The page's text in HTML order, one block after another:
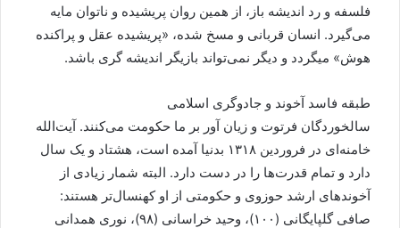
فلسفه و رد اندیشه باز، از همین روان پریشیده و ناتوان مایه
می‌گیرد. انسان قربانی و مسخ شده، «پریشیده عقل و پراکنده
هوش» میگردد و دیگر نمی‌تواند بازیگر اندیشه گری باشد.
طبقه فاسد آخوند و جادوگری اسلامی
سالخوردگان فرتوت و زیان آور بر ما حکومت می‌کنند. آیت‌الله
خامنه‌ای در فروردین ۱۳۱۸ بدنیا آمده است، هشتاد و یک سال
دارد و تمام قدرت‌ها را در دست دارد. البته شمار زیادی از
آخوندهای ارشد حوزوی و حکومتی از او کهنسال‌تر هستند:
صافی گلپایگانی (۱۰۰)، وحید خراسانی (۹۸)، نوری همدانی